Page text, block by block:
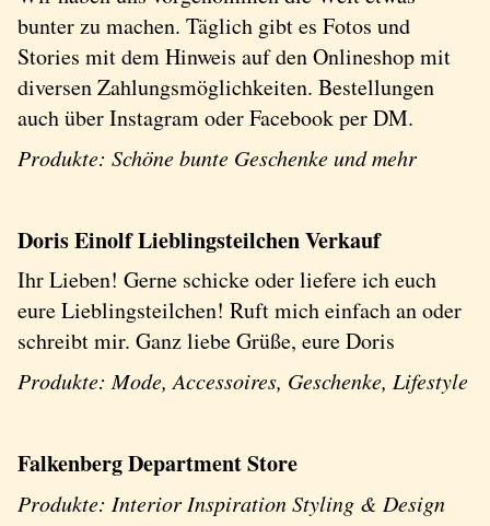
bunter zu machen. Täglich gibt es Fotos und
Stories mit dem Hinweis auf den Onlineshop mit
diversen Zahlungsmöglichkeiten. Bestellungen
auch über Instagram oder Facebook per DM.
Produkte: Schöne bunte Geschenke und mehr
Doris Einolf Lieblingsteilchen Verkauf
Ihr Lieben! Gerne schicke oder liefere ich euch
eure Lieblingsteilchen! Ruft mich einfach an oder
schreibt mir. Ganz liebe Grüße, eure Doris
Produkte: Mode, Accessoires, Geschenke, Lifestyle
Falkenberg Department Store
Produkte: Interior Inspiration Styling & Design